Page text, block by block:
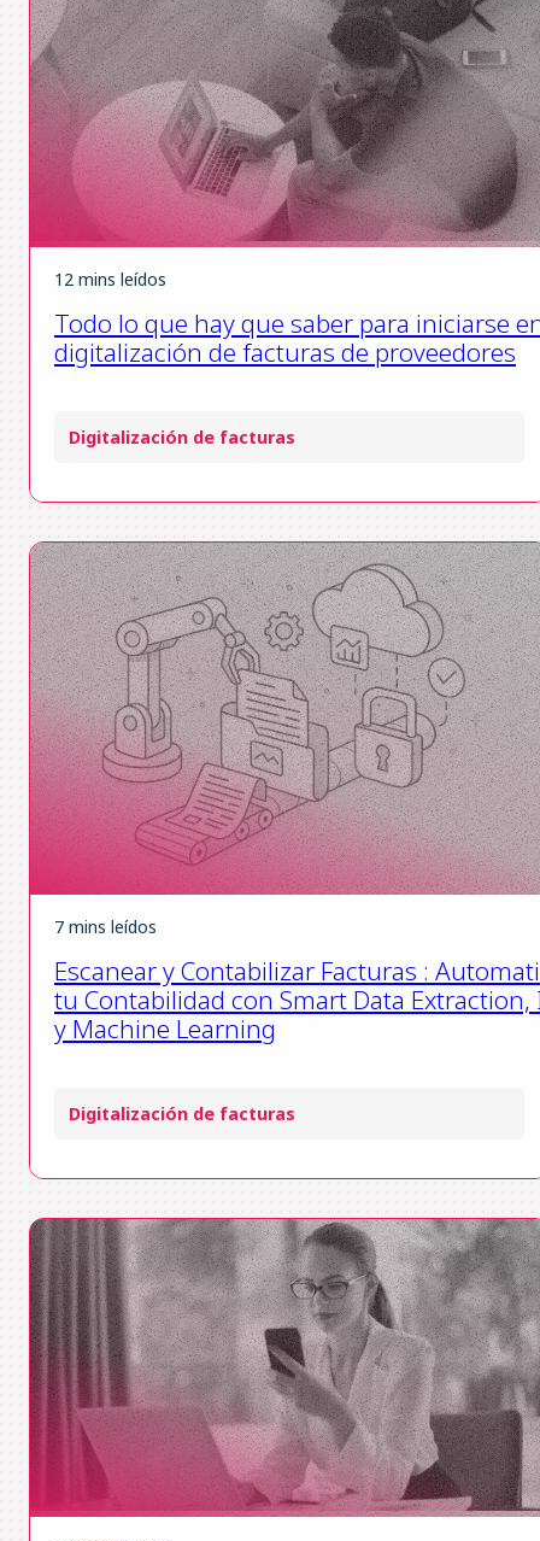
12 mins leídos
Todo lo que hay que saber para iniciarse
digitalización de facturas de proveedores
Digitalización de facturas
7 mins leídos
Escanear y Contabilizar Facturas :
tu Contabilidad con Smart Data Extraction,
y Machine Learning
Digitalización de facturas